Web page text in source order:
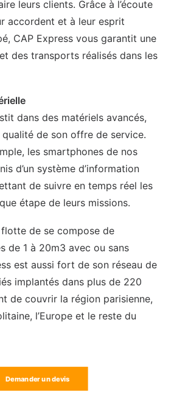
leurs clients. Grâce à l’écoute
accordent et à leur esprit
CAP Express vous garantit une
des transports réalisés dans les
dans des matériels avancés,
de son offre de service.
les smartphones de nos
d’un système d’information
de suivre en temps réel les
étape de leurs missions.
de se compose de
de 1 à 20m3 avec ou sans
est aussi fort de son réseau de
implantés dans plus de 220
de couvrir la région parisienne,
l’Europe et le reste du
Demander un devis